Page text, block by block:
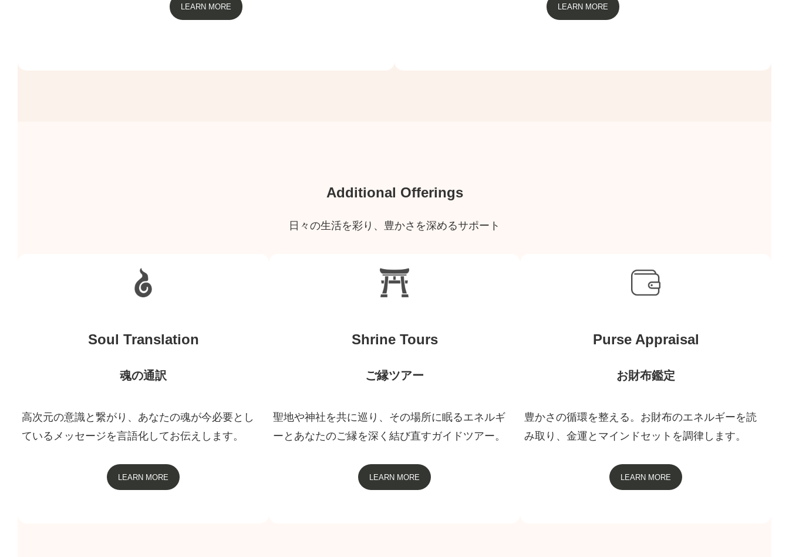
LEARN MORE LEARN MORE
Additional Offerings
日々の生活を彩り、豊かさを深めるサポート
Soul Translation
魂の通訳
高次元の意識と繋がり、あなたの魂が今必要とし
ているメッセージを言語化してお伝えします。
LEARN MORE
Shrine Tours
ご縁ツアー
聖地や神社を共に巡り、その場所に眠るエネルギ
ーとあなたのご縁を深く結び直すガイドツアー。
LEARN MORE
Purse Appraisal
お財布鑑定
豊かさの循環を整える。お財布のエネルギーを読
み取り、金運とマインドセットを調律します。
LEARN MORE